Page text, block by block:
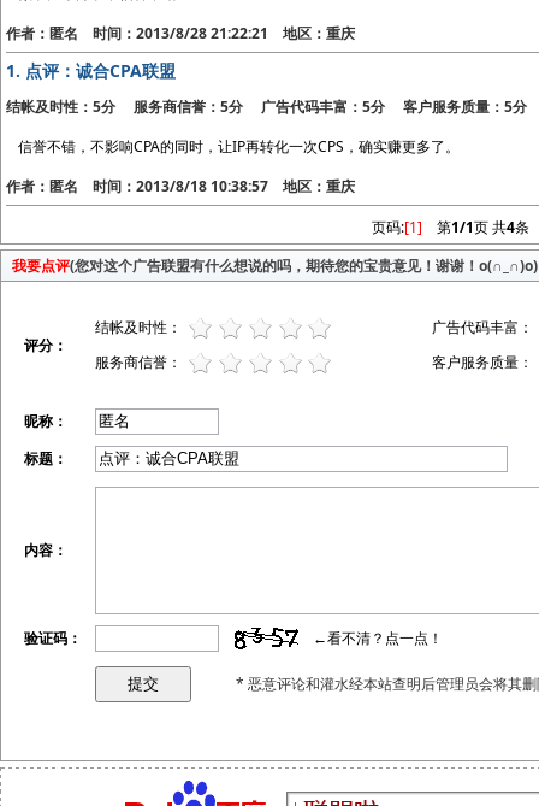
作者：匿名 时间：2013/8/28 21:22:21 地区：重庆
1. 点评：诚合CPA联盟
结帐及时性：5分 服务商信誉：5分 广告代码丰富：5分 客户服务质量：5分
信誉不错，不影响CPA的同时，让IP再转化一次CPS，确实赚更多了。
作者：匿名 时间：2013/8/18 10:38:57 地区：重庆
页码:[1] 第1/1页 共4条
我要点评(您对这个广告联盟有什么想说的吗，期待您的宝贵意见！谢谢！o(∩_∩)o)
评分：
结帐及时性：
广告代码丰富：
服务商信誉：
客户服务质量：
昵称：
标题：
内容：
验证码： ←看不清？点一点！
* 恶意评论和灌水经本站查明后管理员会将其